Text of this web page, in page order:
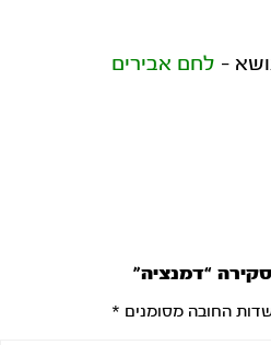
- לחם אבירים
“דמנציה”
החובה מסומנים *